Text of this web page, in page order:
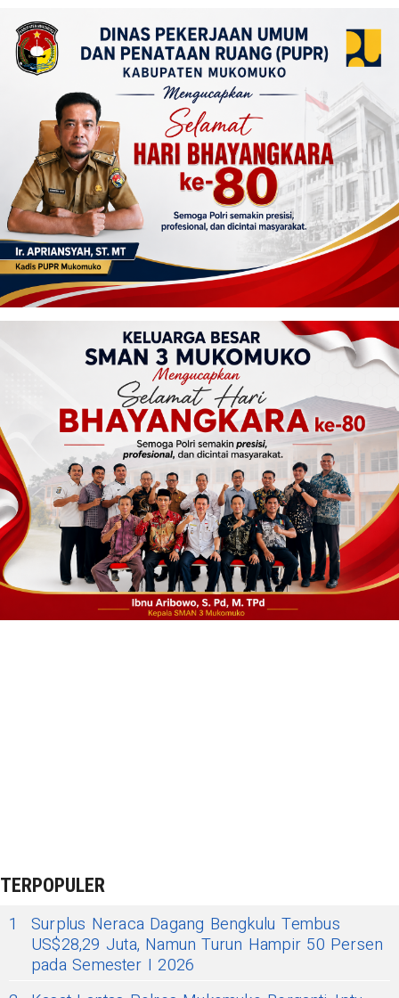
TERPOPULER
1
Surplus Neraca Dagang Bengkulu Tembus
US$28,29 Juta, Namun Turun Hampir 50 Persen
pada Semester I 2026